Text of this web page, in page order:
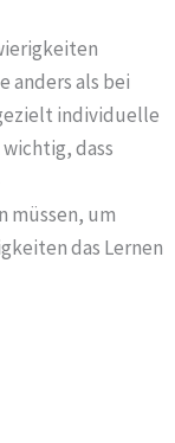
anders als bei
individuelle
dass
müssen, um
das Lernen